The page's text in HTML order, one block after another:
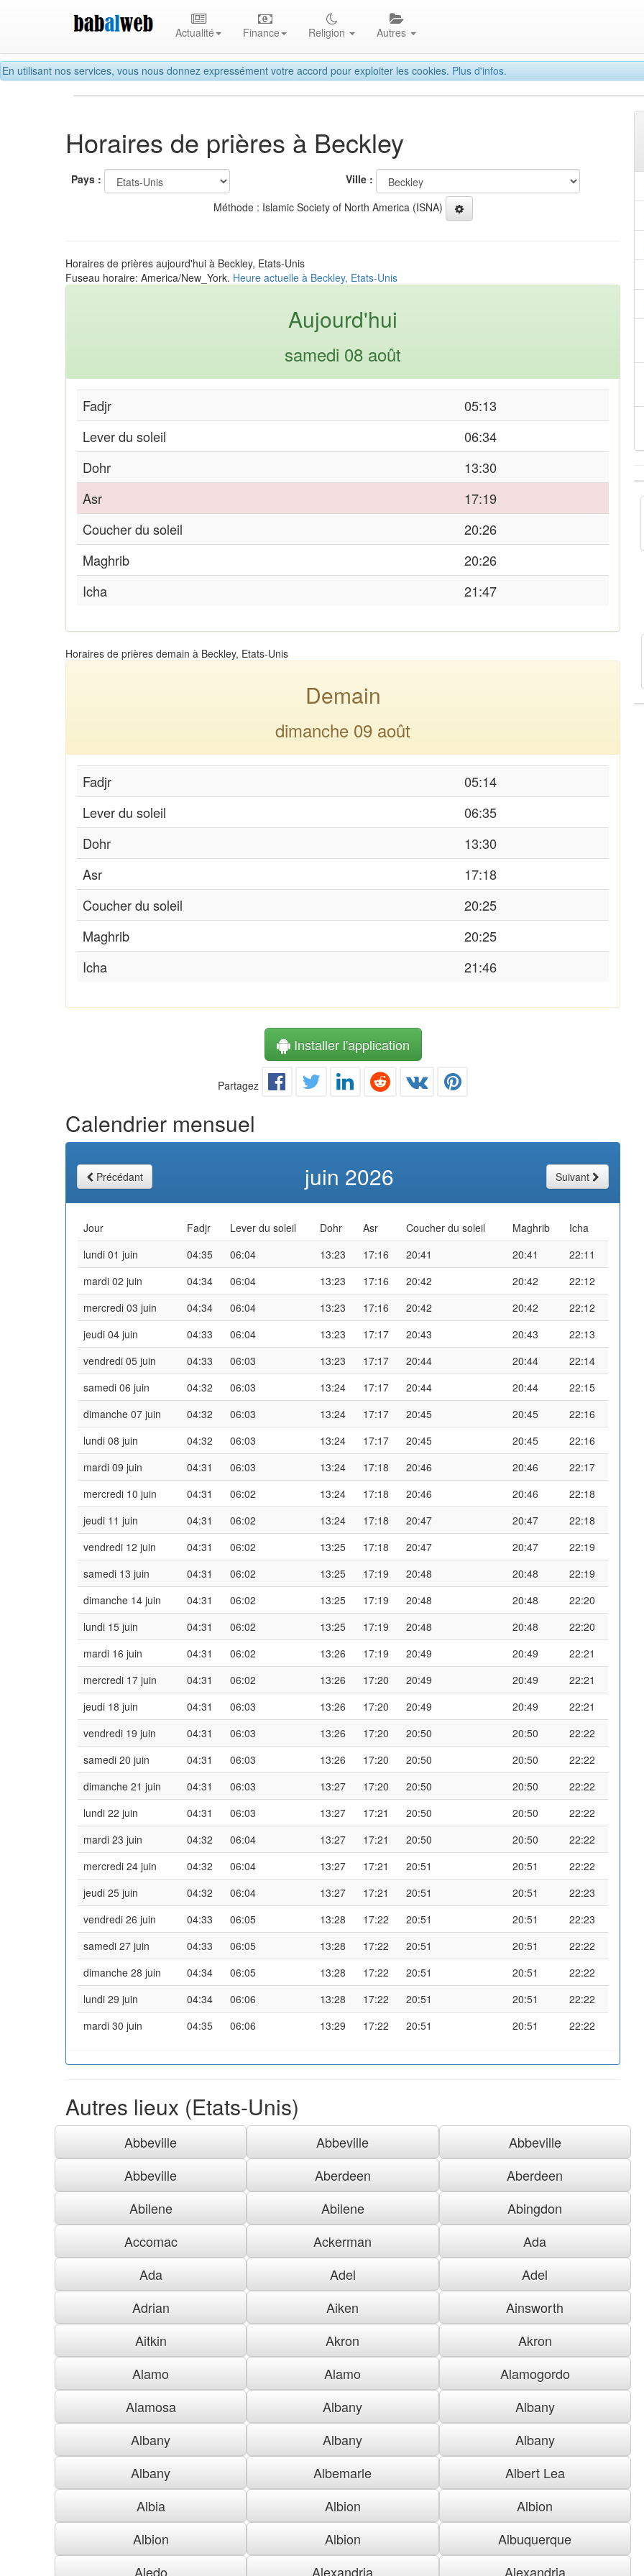
En utilisant nos services, vous nous donnez expressément votre accord pour exploiter les cookies. Plus d'infos.
Actualité Finance Religion Autres
Horaires de prières à Beckley
Pays :
Ville :
Méthode : Islamic Society of North America (ISNA)
Horaires de prières aujourd'hui à Beckley, Etats-Unis
Fuseau horaire: America/New_York. Heure actuelle à Beckley, Etats-Unis
Aujourd'hui
samedi 08 août
Fadjr
05:13
Lever du soleil
06:34
Dohr
13:30
Asr
17:19
Coucher du soleil
20:26
Maghrib
20:26
Icha
21:47
Horaires de prières demain à Beckley, Etats-Unis
Demain
dimanche 09 août
Fadjr
05:14
Lever du soleil
06:35
Dohr
13:30
Asr
17:18
Coucher du soleil
20:25
Maghrib
20:25
Icha
21:46
Installer l'application
Partagez
Calendrier mensuel
Précédant juin 2026 Suivant
Jour Fadjr Lever du soleil Dohr Asr Coucher du soleil Maghrib
Icha
lundi 01 juin
04:35 06:04 13:23 17:16 20:41 20:41
22:11
mardi 02 juin
04:34 06:04 13:23 17:16 20:42 20:42
22:12
mercredi 03 juin
04:34 06:04 13:23 17:16 20:42 20:42
22:12
jeudi 04 juin
04:33 06:04 13:23 17:17 20:43 20:43
22:13
vendredi 05 juin
04:33 06:03 13:23 17:17 20:44 20:44
22:14
samedi 06 juin
04:32 06:03 13:24 17:17 20:44 20:44
22:15
dimanche 07 juin
04:32 06:03 13:24 17:17 20:45 20:45
22:16
lundi 08 juin
04:32 06:03 13:24 17:17 20:45 20:45
22:16
mardi 09 juin
04:31 06:03 13:24 17:18 20:46 20:46
22:17
mercredi 10 juin
04:31 06:02 13:24 17:18 20:46 20:46
22:18
jeudi 11 juin
04:31 06:02 13:24 17:18 20:47 20:47
22:18
vendredi 12 juin
04:31 06:02 13:25 17:18 20:47 20:47
22:19
samedi 13 juin
04:31 06:02 13:25 17:19 20:48 20:48
22:19
dimanche 14 juin
04:31 06:02 13:25 17:19 20:48 20:48
22:20
lundi 15 juin
04:31 06:02 13:25 17:19 20:48 20:48
22:20
mardi 16 juin
04:31 06:02 13:26 17:19 20:49 20:49
22:21
mercredi 17 juin
04:31 06:02 13:26 17:20 20:49 20:49
22:21
jeudi 18 juin
04:31 06:03 13:26 17:20 20:49 20:49
22:21
vendredi 19 juin
04:31 06:03 13:26 17:20 20:50 20:50
22:22
samedi 20 juin
04:31 06:03 13:26 17:20 20:50 20:50
22:22
dimanche 21 juin
04:31 06:03 13:27 17:20 20:50 20:50
22:22
lundi 22 juin
04:31 06:03 13:27 17:21 20:50 20:50
22:22
mardi 23 juin
04:32 06:04 13:27 17:21 20:50 20:50
22:22
mercredi 24 juin
04:32 06:04 13:27 17:21 20:51 20:51
22:22
jeudi 25 juin
04:32 06:04 13:27 17:21 20:51 20:51
22:23
vendredi 26 juin
04:33 06:05 13:28 17:22 20:51 20:51
22:23
samedi 27 juin
04:33 06:05 13:28 17:22 20:51 20:51
22:22
dimanche 28 juin
04:34 06:05 13:28 17:22 20:51 20:51
22:22
lundi 29 juin
04:34 06:06 13:28 17:22 20:51 20:51
22:22
mardi 30 juin
04:35 06:06 13:29 17:22 20:51 20:51 22:22
Autres lieux (Etats-Unis)
Abbeville Abbeville
Abbeville
Abbeville
Aberdeen
Aberdeen
Abilene
Abilene
Abingdon
Accomac
Ackerman
Ada
Ada
Adel
Adel
Adrian
Aiken
Ainsworth
Aitkin
Akron
Akron
Alamo
Alamo
Alamogordo
Alamosa
Albany
Albany
Albany
Albany
Albany
Albany
Albemarle
Albert Lea
Albia
Albion
Albion
Albion
Albion
Albuquerque
Aledo
Alexandria Alexandria